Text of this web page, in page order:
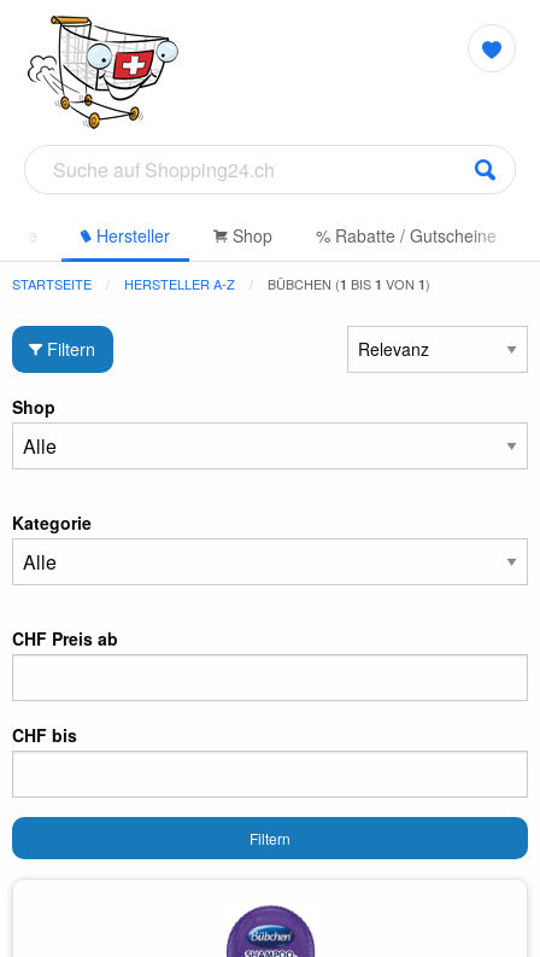
Hersteller Shop % Rabatte / Gutscheine
STARTSEITE HERSTELLER A-Z BÜBCHEN (1 BIS 1 VON 1)
Filtern
Shop
Kategorie
CHF Preis ab
CHF bis
Filtern